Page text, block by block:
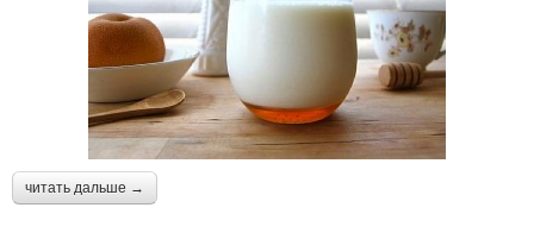
читать дальше →